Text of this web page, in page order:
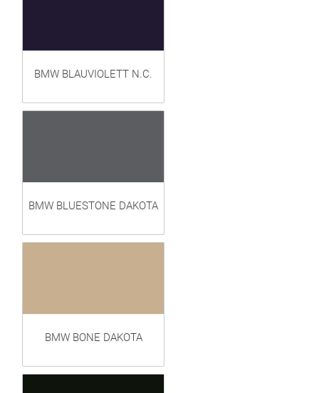
BMW BLAUVIOLETT N.C.
BMW BLUESTONE DAKOTA
BMW BONE DAKOTA